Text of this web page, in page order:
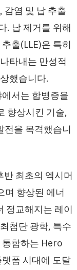
감염 및 납 추출
. 납 제거를 위해
출(LLE)은 특히
타내는 만성적
했습니다.
서는 합병증을
향상시킨 기술,
전을 목격했습니
최초의 엑시머
며 향상된 에너
정교해지는 레이
첨단 광학, 특수
통합하는 Hero
폼 시대에 도달